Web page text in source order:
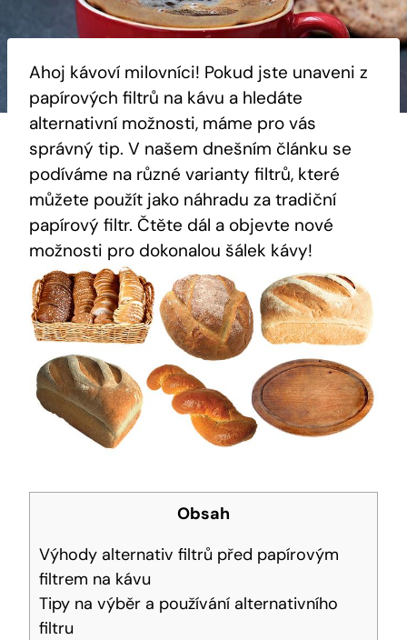
Ahoj kávoví milovníci! Pokud jste unaveni z
papírových filtrů na kávu a hledáte
alternativní možnosti, máme pro vás
správný tip. V našem dnešním článku se
podíváme na různé varianty filtrů, které
můžete použít jako náhradu za tradiční
papírový filtr. Čtěte dál a objevte nové
možnosti pro dokonalou šálek kávy!
Obsah
Výhody alternativ filtrů před papírovým
filtrem na kávu
Tipy na výběr a používání alternativního
filtru